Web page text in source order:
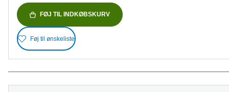
FØJ TIL INDKØBSKURV
Føj til ønskeliste